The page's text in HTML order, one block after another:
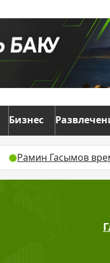
Бизнес
Рамин Гасымов